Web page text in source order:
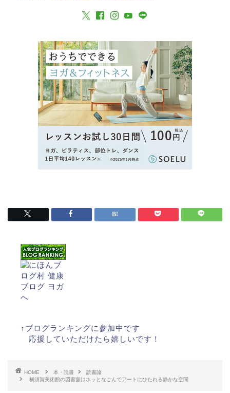
↑ブログランキングに参加中です
応援していただけたら嬉しいです！
HOME 本・読書
読書論
横須賀美術館の図書室はホッとなごんでアートにひたれる静かな空間